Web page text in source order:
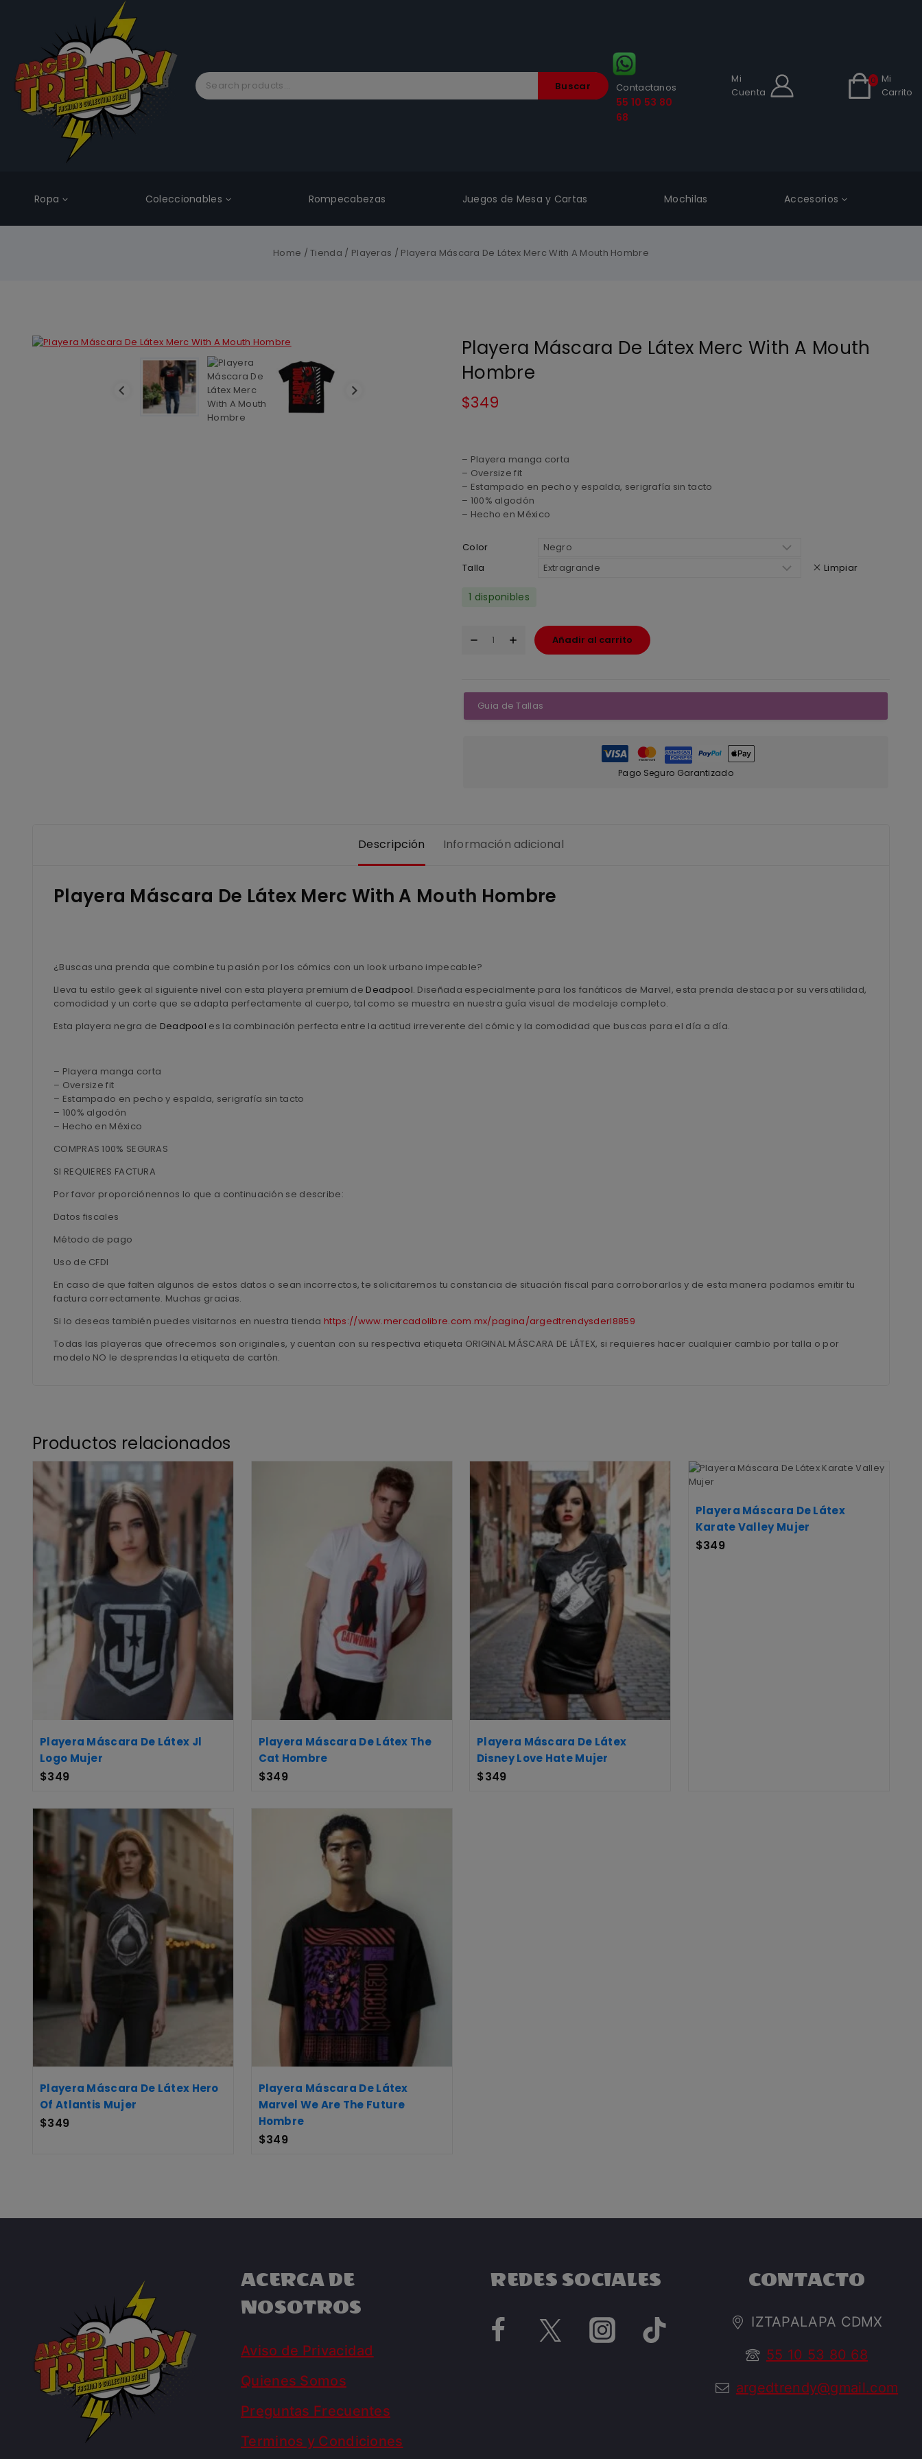
Buscar Contactanos
55 10 53 80
68
Mi
Cuenta
0
Mi
Carrito
Ropa Coleccionables Rompecabezas Juegos de Mesa y Cartas Mochilas Accesorios
Home / Tienda / Playeras / Playera Máscara De Látex Merc With A Mouth Hombre
Playera Máscara De Látex Merc With A Mouth
Hombre
$349
– Playera manga corta
– Oversize fit
– Estampado en pecho y espalda, serigrafía sin tacto
– 100% algodón
– Hecho en México
Color
Talla
Limpiar
1 disponibles
Añadir al carrito
Guia de Tallas
Pago Seguro Garantizado
Descripción Información adicional
Playera Máscara De Látex Merc With A Mouth Hombre
¿Buscas una prenda que combine tu pasión por los cómics con un look urbano impecable?
Lleva tu estilo geek al siguiente nivel con esta playera premium de Deadpool. Diseñada especialmente para los fanáticos de Marvel, esta prenda destaca por su versatilidad,
comodidad y un corte que se adapta perfectamente al cuerpo, tal como se muestra en nuestra guía visual de modelaje completo.
Esta playera negra de Deadpool es la combinación perfecta entre la actitud irreverente del cómic y la comodidad que buscas para el día a día.
– Playera manga corta
– Oversize fit
– Estampado en pecho y espalda, serigrafía sin tacto
– 100% algodón
– Hecho en México
COMPRAS 100% SEGURAS
SI REQUIERES FACTURA
Por favor proporciónennos lo que a continuación se describe:
Datos fiscales
Método de pago
Uso de CFDI
En caso de que falten algunos de estos datos o sean incorrectos, te solicitaremos tu constancia de situación fiscal para corroborarlos y de esta manera podamos emitir tu
factura correctamente. Muchas gracias.
Si lo deseas también puedes visitarnos en nuestra tiendahttps://www.mercadolibre.com.mx/pagina/argedtrendysderl8859
Todas las playeras que ofrecemos son originales, y cuentan con su respectiva etiqueta ORIGINAL MÁSCARA DE LÁTEX, si requieres hacer cualquier cambio por talla o por
modelo NO le desprendas la etiqueta de cartón.
Productos relacionados
Playera Máscara De Látex Jl
Logo Mujer
$349
Playera Máscara De Látex The
Cat Hombre
$349
Playera Máscara De Látex
Disney Love Hate Mujer
$349
Playera Máscara De Látex
Karate Valley Mujer
$349
Playera Máscara De Látex Hero
Of Atlantis Mujer
$349
Playera Máscara De Látex
Marvel We Are The Future
Hombre
$349
ACERCA DE
NOSOTROS
Aviso de Privacidad
Quienes Somos
Preguntas Frecuentes
Terminos y Condiciones
REDES SOCIALES CONTACTO
IZTAPALAPA CDMX
55 10 53 80 68
argedtrendy@gmail.com